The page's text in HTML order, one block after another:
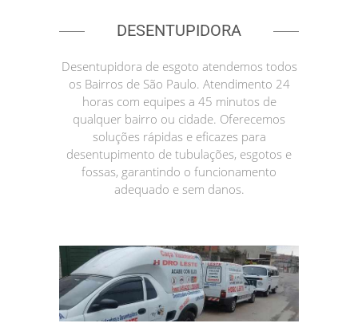
DESENTUPIDORA
Desentupidora de esgoto atendemos todos
os Bairros de São Paulo. Atendimento 24
horas com equipes a 45 minutos de
qualquer bairro ou cidade. Oferecemos
soluções rápidas e eficazes para
desentupimento de tubulações, esgotos e
fossas, garantindo o funcionamento
adequado e sem danos.